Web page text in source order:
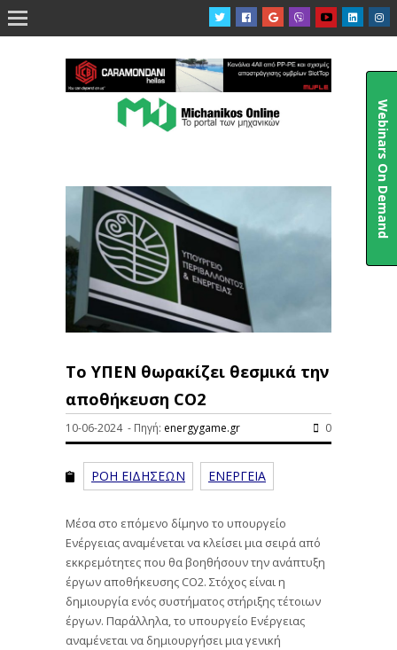

Το ΥΠΕΝ θωρακίζει θεσμικά την
αποθήκευση CO2
10-06-2024 - Πηγή: energygame.gr 0
ΡΟΗ ΕΙΔΗΣΕΩΝ ΕΝΕΡΓΕΙΑ
Μέσα στο επόμενο δίμηνο το υπουργείο
Ενέργειας αναμένεται να κλείσει μια σειρά από
εκκρεμότητες που θα βοηθήσουν την ανάπτυξη
έργων αποθήκευσης CO2. Στόχος είναι η
δημιουργία ενός συστήματος στήριξης τέτοιων
έργων. Παράλληλα, το υπουργείο Ενέργειας
αναμένεται να δημιουργήσει μια γενική
Webinars On Demand